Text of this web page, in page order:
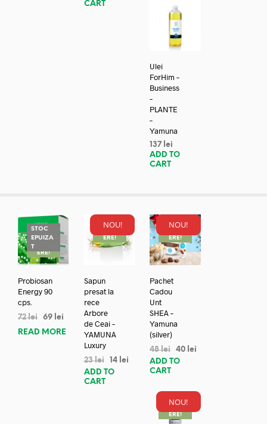
CART
Ulei
ForHim –
Business
–
PLANTE
–
Yamuna
137 lei
ADD TO
CART
STOC
EPUIZA
TREDUC
ERE!
Probiosan
Energy 90
cps.
72lei 69 lei
READ MORE
NOU!
REDUC
ERE!
Sapun
presat la
rece
Arbore
de Ceai –
YAMUNA
Luxury
23lei 14 lei
ADD TO
CART
NOU!
REDUC
ERE!
Pachet
Cadou
Unt
SHEA –
Yamuna
(silver)
48lei 40 lei
ADD TO
CART
NOU!
REDUC
ERE!